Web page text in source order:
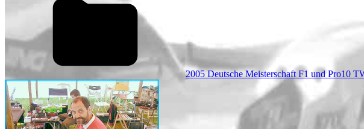
2005 Deutsche Meisterschaft F1 und Pro10